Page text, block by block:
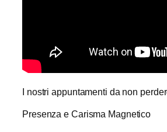
I nostri appuntamenti da non
Presenza e Carisma Magnetico